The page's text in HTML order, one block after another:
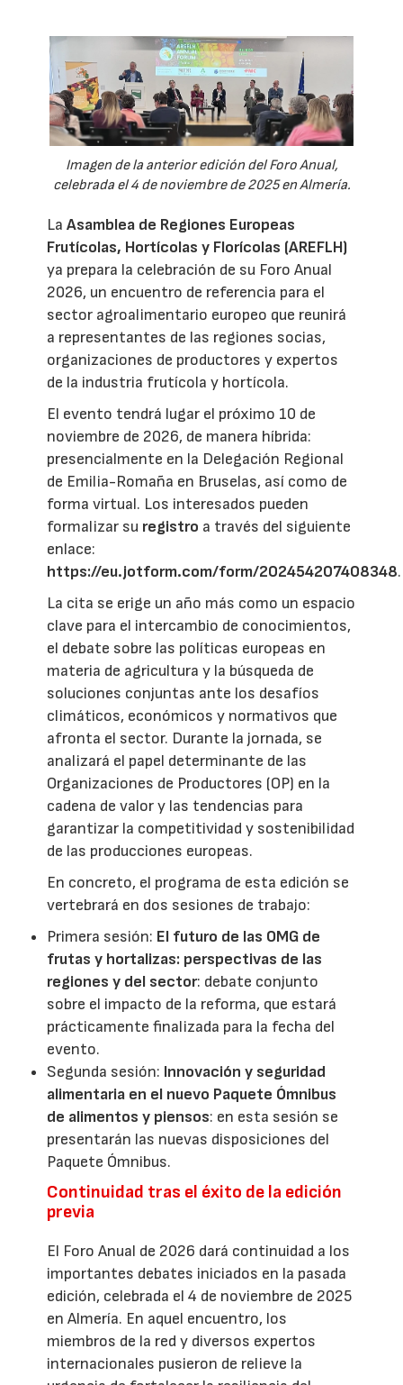
Imagen de la anterior edición del Foro Anual,
celebrada el 4 de noviembre de 2025 en Almería.
LaAsamblea de Regiones Europeas
Frutícolas, Hortícolas y Florícolas (AREFLH)
ya prepara la celebración de su Foro Anual
2026, un encuentro de referencia para el
sector agroalimentario europeo que reunirá
a representantes de las regiones socias,
organizaciones de productores y expertos
de la industria frutícola y hortícola.
El evento tendrá lugar el próximo 10 de
noviembre de 2026, de manera híbrida:
presencialmente en la Delegación Regional
de Emilia-Romaña en Bruselas, así como de
forma virtual. Los interesados pueden
formalizar su registro a través del siguiente
enlace:
https://eu.jotform.com/form/202454207408348.
La cita se erige un año más como un espacio
clave para el intercambio de conocimientos,
el debate sobre las políticas europeas en
materia de agricultura y la búsqueda de
soluciones conjuntas ante los desafíos
climáticos, económicos y normativos que
afronta el sector. Durante la jornada, se
analizará el papel determinante de las
Organizaciones de Productores (OP) en la
cadena de valor y las tendencias para
garantizar la competitividad y sostenibilidad
de las producciones europeas.
En concreto, el programa de esta edición se
vertebrará en dos sesiones de trabajo:
Primera sesión: El futuro de las OMG de
frutas y hortalizas: perspectivas de las
regiones y del sector: debate conjunto
sobre el impacto de la reforma, que estará
prácticamente finalizada para la fecha del
evento.
Segunda sesión: Innovación y seguridad
alimentaria en el nuevo Paquete Ómnibus
de alimentos y piensos: en esta sesión se
presentarán las nuevas disposiciones del
Paquete Ómnibus.
Continuidad tras el éxito de la edición
previa
El Foro Anual de 2026 dará continuidad a los
importantes debates iniciados en la pasada
edición, celebrada el 4 de noviembre de 2025
en Almería. En aquel encuentro, los
miembros de la red y diversos expertos
internacionales pusieron de relieve la